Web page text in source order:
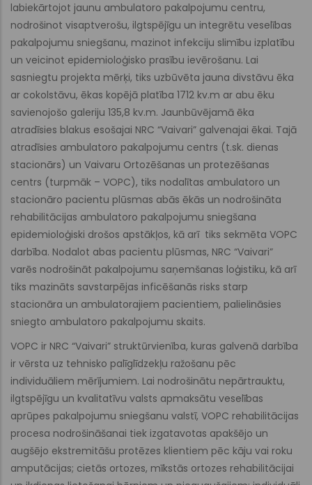
labiekārtojot jaunu ambulatoro pakalpojumu centru,
nodrošinot visaptverošu, ilgtspējīgu un integrētu veselības
pakalpojumu sniegšanu, mazinot infekciju slimību izplatību
un veicinot epidemioloģisko prasību ievērošanu. Lai
sasniegtu projekta mērķi, tiks uzbūvēta jauna divstāvu ēka
ar cokolstāvu, ēkas kopējā platība 1712 kv.m ar abu ēku
savienojošo galeriju 135,8 kv.m. Jaunbūvējamā ēka
atradīsies blakus esošajai NRC “Vaivari” galvenajai ēkai. Tajā
atradīsies ambulatoro pakalpojumu centrs (t.sk. dienas
stacionārs) un Vaivaru Ortozēšanas un protezēšanas
centrs (turpmāk – VOPC), tiks nodalītas ambulatoro un
stacionāro pacientu plūsmas abās ēkās un nodrošināta
rehabilitācijas ambulatoro pakalpojumu sniegšana
epidemioloģiski drošos apstākļos, kā arī tiks sekmēta VOPC
darbība. Nodalot abas pacientu plūsmas, NRC “Vaivari”
varēs nodrošināt pakalpojumu saņemšanas loģistiku, kā arī
tiks mazināts savstarpējas inficēšanās risks starp
stacionāra un ambulatorajiem pacientiem, palielināsies
sniegto ambulatoro pakalpojumu skaits.
VOPC ir NRC “Vaivari” struktūrvienība, kuras galvenā darbība
ir vērsta uz tehnisko palīglīdzekļu ražošanu pēc
individuāliem mērījumiem. Lai nodrošinātu nepārtrauktu,
ilgtspējīgu un kvalitatīvu valsts apmaksātu veselības
aprūpes pakalpojumu sniegšanu valstī, VOPC rehabilitācijas
procesa nodrošināšanai tiek izgatavotas apakšējo un
augšējo ekstremitāšu protēzes klientiem pēc kāju vai roku
amputācijas; cietās ortozes, mīkstās ortozes rehabilitācijai